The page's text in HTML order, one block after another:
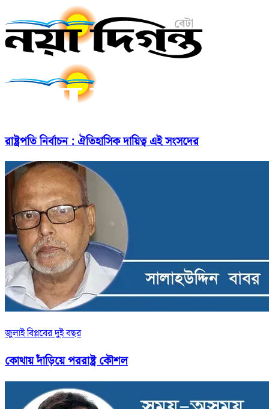
রাষ্ট্রপতি নির্বাচন : ঐতিহাসিক দায়িত্ব এই সংসদের
জুলাই বিপ্লবের দুই বছর
কোথায় দাঁড়িয়ে পররাষ্ট্র কৌশল